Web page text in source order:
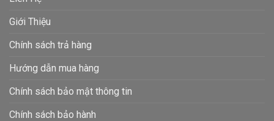
Giới Thiệu
Chính sách trả hàng
Hướng dẫn mua hàng
Chính sách bảo mật thông tin
Chính sách bảo hành